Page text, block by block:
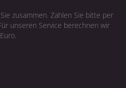
zusammen. Zahlen Sie bitte per
unseren Service berechnen wir